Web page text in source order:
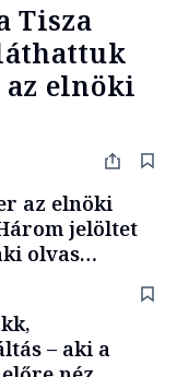
Tisza
elnöki
az elnöki
jelöltet
olvas
fog
– aki a